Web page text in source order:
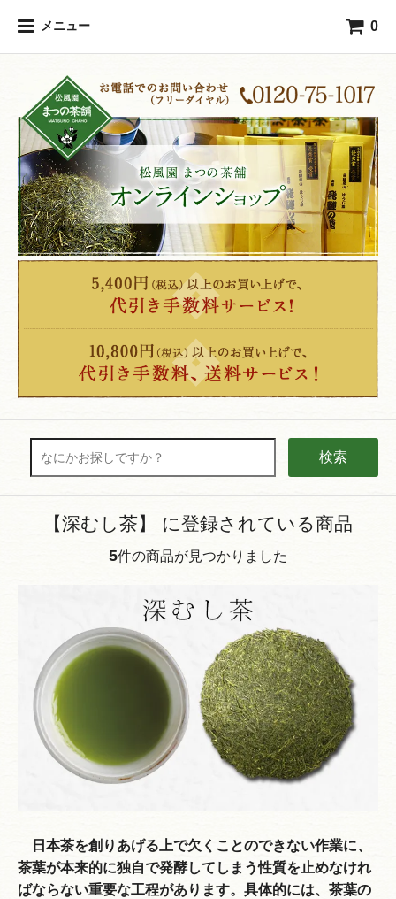
メニュー 0
検索
【深むし茶】 に登録されている商品
5件の商品が見つかりました
日本茶を創りあげる上で欠くことのできない作業に、
茶葉が本来的に独自で発酵してしまう性質を止めなけれ
ばならない重要な工程があります。具体的には、茶葉の